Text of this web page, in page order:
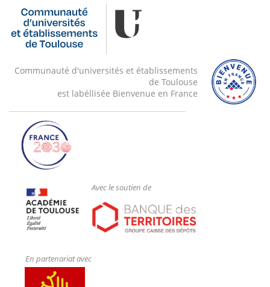
Communauté d'universités et établissements
de Toulouse
est labéllisée Bienvenue en France
Avec le soutien de
En partenariat avec